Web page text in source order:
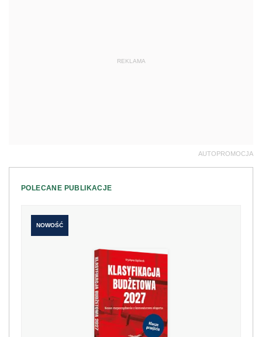
REKLAMA
AUTOPROMOCJA
POLECANE PUBLIKACJE
NOWOŚĆ